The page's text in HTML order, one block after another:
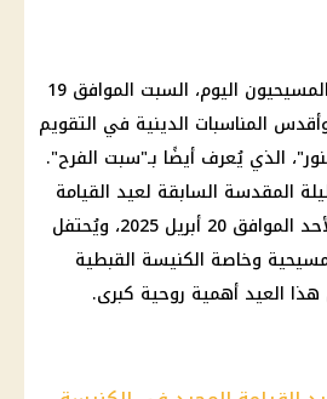
النور المقدس .. يحتفل المسيحيون اليوم، السبت الموافق 19
أعظم وأقدس المناسبات الدينية في التقويم
الذي يُعرف أيضًا بـ"سبت الفرح".
المقدسة السابقة لعيد القيامة
المجيد، الذي يحل غدًا الأحد الموافق 20 أبريل 2025، ويُحتفل
وخاصة الكنيسة القبطية
العيد أهمية روحية كبرى.